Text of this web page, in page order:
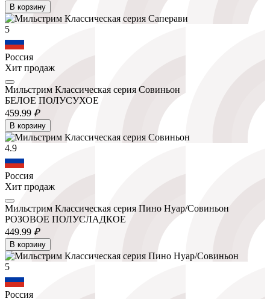
В корзину
5
Россия
Хит продаж
Мильстрим Классическая серия Совиньон
БЕЛОЕ ПОЛУСУХОЕ
459.99 ₽
В корзину
4.9
Россия
Хит продаж
Мильстрим Классическая серия Пино Нуар/Совиньон
РОЗОВОЕ ПОЛУСЛАДКОЕ
449.99 ₽
В корзину
5
Россия